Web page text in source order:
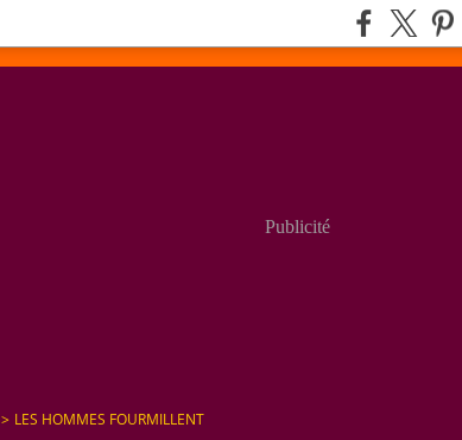
Publicité
> LES HOMMES FOURMILLENT